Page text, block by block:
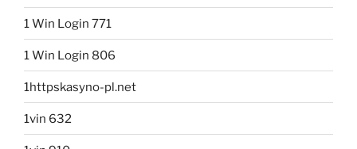
1 Win Login 771
1 Win Login 806
1httpskasyno-pl.net
1vin 632